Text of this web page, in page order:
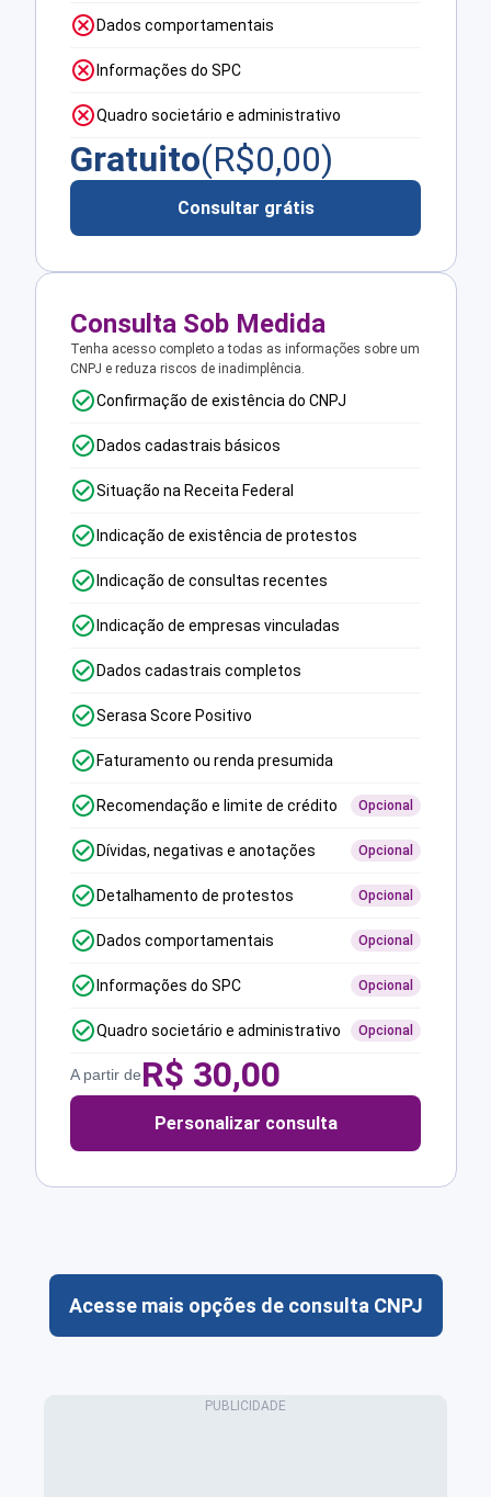
Dados comportamentais
Informações do SPC
Quadro societário e administrativo
Gratuito(R$0,00)
Consultar grátis
Consulta Sob Medida
Tenha acesso completo a todas as informações sobre um
CNPJ e reduza riscos de inadimplência.
Confirmação de existência do CNPJ
Dados cadastrais básicos
Situação na Receita Federal
Indicação de existência de protestos
Indicação de consultas recentes
Indicação de empresas vinculadas
Dados cadastrais completos
Serasa Score Positivo
Faturamento ou renda presumida
Recomendação e limite de crédito Opcional
Dívidas, negativas e anotações Opcional
Detalhamento de protestos Opcional
Dados comportamentais Opcional
Informações do SPC Opcional
Quadro societário e administrativo Opcional
A partir deR$ 30,00
Personalizar consulta
Acesse mais opções de consulta CNPJ